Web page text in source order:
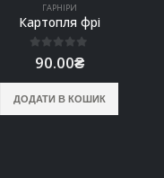
ГАРНІРИ
Картопля фрі
0out of 5
90.00₴
ДОДАТИ В КОШИК